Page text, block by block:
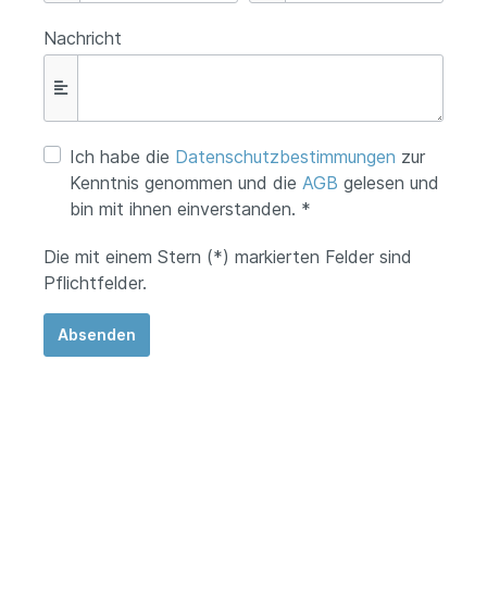
Nachricht
Ich habe die Datenschutzbestimmungen zur
Kenntnis genommen und die AGB gelesen und
bin mit ihnen einverstanden. *
Die mit einem Stern (*) markierten Felder sind
Pflichtfelder.
Absenden